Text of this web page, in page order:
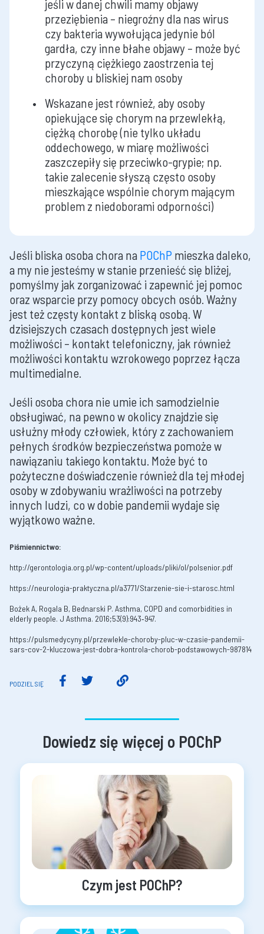
jeśli w danej chwili mamy objawy
przeziębienia – niegroźny dla nas wirus
czy bakteria wywołująca jedynie ból
gardła, czy inne błahe objawy – może być
przyczyną ciężkiego zaostrzenia tej
choroby u bliskiej nam osoby
Wskazane jest również, aby osoby
opiekujące się chorym na przewlekłą,
ciężką chorobę (nie tylko układu
oddechowego, w miarę możliwości
zaszczepiły się przeciwko-grypie; np.
takie zalecenie słyszą często osoby
mieszkające wspólnie chorym mającym
problem z niedoborami odporności)
Jeśli bliska osoba chora na POChP mieszka daleko,
a my nie jesteśmy w stanie przenieść się bliżej,
pomyślmy jak zorganizować i zapewnić jej pomoc
oraz wsparcie przy pomocy obcych osób. Ważny
jest też częsty kontakt z bliską osobą. W
dzisiejszych czasach dostępnych jest wiele
możliwości – kontakt telefoniczny, jak również
możliwości kontaktu wzrokowego poprzez łącza
multimedialne.
Jeśli osoba chora nie umie ich samodzielnie
obsługiwać, na pewno w okolicy znajdzie się
usłużny młody człowiek, który z zachowaniem
pełnych środków bezpieczeństwa pomoże w
nawiązaniu takiego kontaktu. Może być to
pożyteczne doświadczenie również dla tej młodej
osoby w zdobywaniu wrażliwości na potrzeby
innych ludzi, co w dobie pandemii wydaje się
wyjątkowo ważne.
Piśmiennictwo:
http://gerontologia.org.pl/wp-content/uploads/pliki/ol/polsenior.pdf
https://neurologia-praktyczna.pl/a3771/Starzenie-sie-i-starosc.html
Bożek A, Rogala B, Bednarski P. Asthma, COPD and comorbidities in
elderly people. J Asthma. 2016;53(9):943‐947.
https://pulsmedycyny.pl/przewlekle-choroby-pluc-w-czasie-pandemii-
sars-cov-2-kluczowa-jest-dobra-kontrola-chorob-podstawowych-987814
PODZIEL SIĘ
Dowiedz się więcej o POChP
Czym jest POChP?